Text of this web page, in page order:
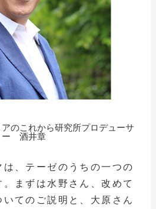
のこれから研究所プロデューサ
ー 酒井章
は、テーゼのうちの一つの
。まずは水野さん、改めて
いてのご説明と、大原さん